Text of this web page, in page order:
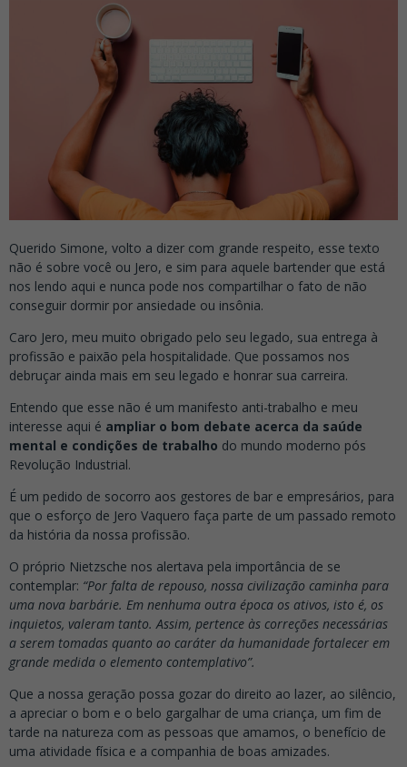
Querido Simone, volto a dizer com grande respeito, esse texto
não é sobre você ou Jero, e sim para aquele bartender que está
nos lendo aqui e nunca pode nos compartilhar o fato de não
conseguir dormir por ansiedade ou insônia.
Caro Jero, meu muito obrigado pelo seu legado, sua entrega à
profissão e paixão pela hospitalidade. Que possamos nos
debruçar ainda mais em seu legado e honrar sua carreira.
Entendo que esse não é um manifesto anti-trabalho e meu
interesse aqui é ampliar o bom debate acerca da saúde
mental e condições de trabalho do mundo moderno pós
Revolução Industrial.
É um pedido de socorro aos gestores de bar e empresários, para
que o esforço de Jero Vaquero faça parte de um passado remoto
da história da nossa profissão.
O próprio Nietzsche nos alertava pela importância de se
contemplar: “Por falta de repouso, nossa civilização caminha para
uma nova barbárie. Em nenhuma outra época os ativos, isto é, os
inquietos, valeram tanto. Assim, pertence às correções necessárias
a serem tomadas quanto ao caráter da humanidade fortalecer em
grande medida o elemento contemplativo”.
Que a nossa geração possa gozar do direito ao lazer, ao silêncio,
a apreciar o bom e o belo gargalhar de uma criança, um fim de
tarde na natureza com as pessoas que amamos, o benefício de
uma atividade física e a companhia de boas amizades.